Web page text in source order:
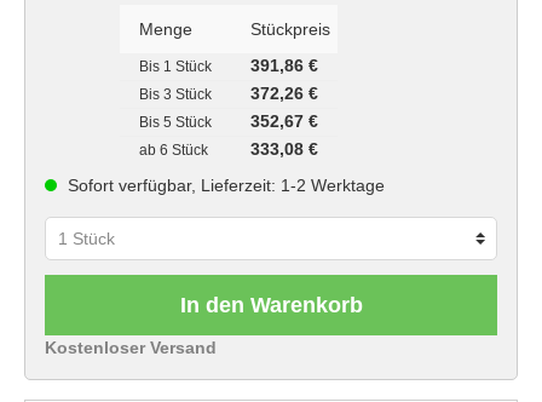
Menge Stückpreis
Bis 1 Stück 391,86 €
Bis3 Stück 372,26 €
Bis5 Stück 352,67 €
ab6 Stück 333,08 €
Sofort verfügbar, Lieferzeit: 1-2 Werktage
In den Warenkorb
Kostenloser Versand